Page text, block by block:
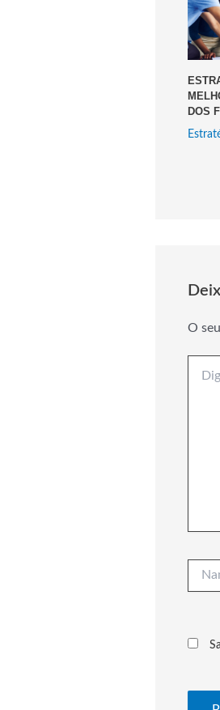
DOS
O
aqui...